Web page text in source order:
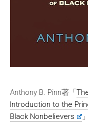
Anthony B. Pinn著「
Introduction to the
Black Nonbelievers
」